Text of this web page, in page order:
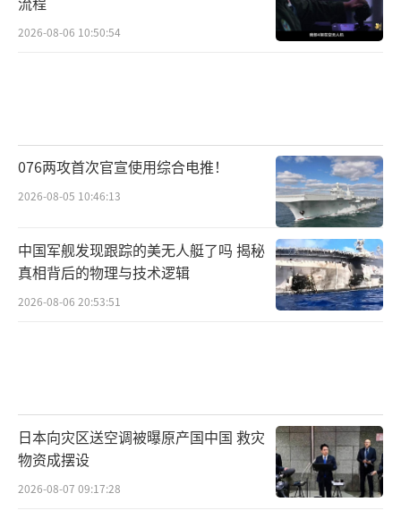
王海兵也认为，“对等关税”是美国近年
来典型单边主义、霸权主义、保护主义行为的
下采取“对等关税”措施，意在转移国内矛
盾。不仅如此，鉴于美国企业家马斯克在特朗
普政府中的角色地位以及特斯拉公司近期遭
遇，宣布汽车行业25%特定关税生效这一举动
不免有“政商勾结”之嫌。
MI为例，美国供应管理协会（ISM）公布的数
据显示，2025年3月，美国ISM制造业PMI指数
下降了1.3点至49，彻底下探至了50的荣枯分水
岭之下。
2026-08-06 10:50:54
076两攻首次官宣使用综合电推！
2026-08-05 10:46:13
中国军舰发现跟踪的美无人艇了吗 揭秘
真相背后的物理与技术逻辑
2026-08-06 20:53:51
日本向灾区送空调被曝原产国中国 救灾
物资成摆设
2026-08-07 09:17:28